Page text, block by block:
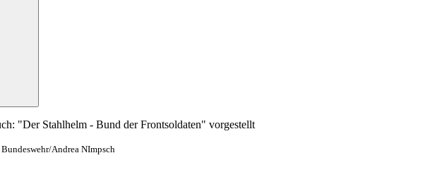
"Der Stahlhelm - Bund der Frontsoldaten" vorgestellt
Andrea NImpsch